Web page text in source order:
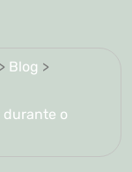
> Blog >
durante o